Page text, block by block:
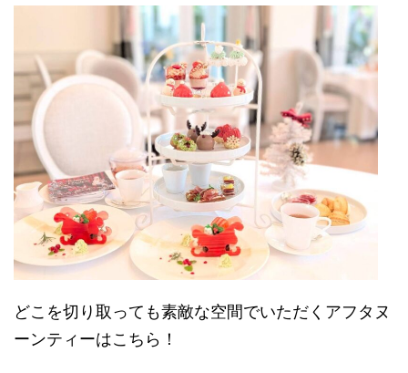
どこを切り取っても素敵な空間でいただくアフタヌ
ーンティーはこちら！